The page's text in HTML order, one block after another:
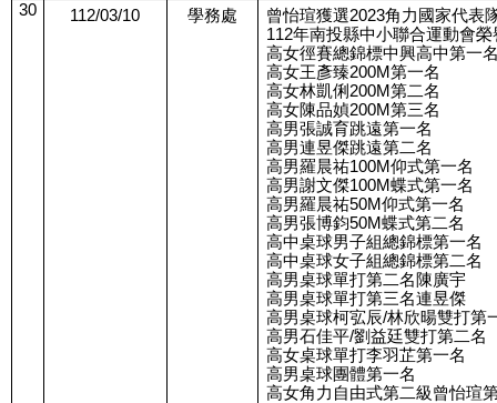
30
112/03/10 學務處
曾怡瑄獲選2023角力國家代表
112年南投縣中小聯合運動會榮
高女徑賽總錦標中興高中第一
高女王彥臻200M第一名
高女林凱俐200M第二名
高女陳品媜200M第三名
高男張誠育跳遠第一名
高男連昱傑跳遠第二名
高男羅晨祐100M仰式第一名
高男謝文傑100M蝶式第一名
高男羅晨祐50M仰式第一名
高男張博鈞50M蝶式第二名
高中桌球男子組總錦標第一名
高中桌球女子組總錦標第二名
高男桌球單打第二名陳廣宇
高男桌球單打第三名連昱傑
高男桌球柯宖辰/林欣暘雙打第
高男石佳平/劉益廷雙打第二名
高女桌球單打李羽芷第一名
高男桌球團體第一名
高女角力自由式第二級曾怡瑄